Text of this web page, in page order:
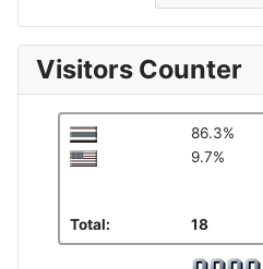
Visitors Counter
86.3%
9.7%
Total: 18